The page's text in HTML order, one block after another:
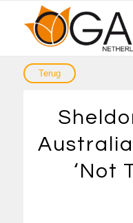
‘Not